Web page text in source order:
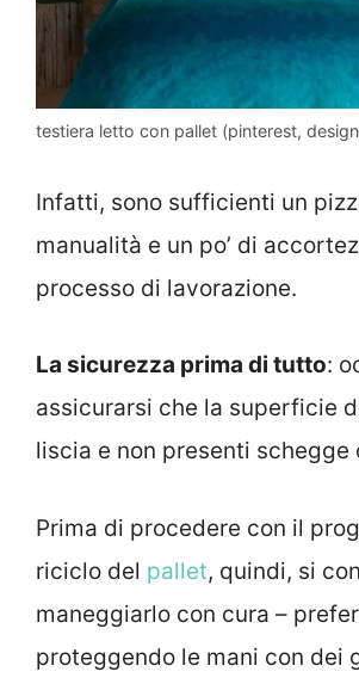
testiera letto con pallet (pinterest,
Infatti, sono sufficienti un
manualità e un po’ di
processo di lavorazione.
La sicurezza prima di tutto:
assicurarsi che la superficie
liscia e non presenti schegge
Prima di procedere con il
riciclo del pallet, quindi, si
maneggiarlo con cura –
proteggendo le mani con dei